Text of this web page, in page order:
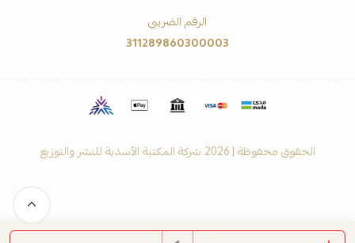
الرقم الضريبي
311289860300003
الحقوق محفوظة | 2026 شركة المكتبة الأسدية للنشر والتوزيع